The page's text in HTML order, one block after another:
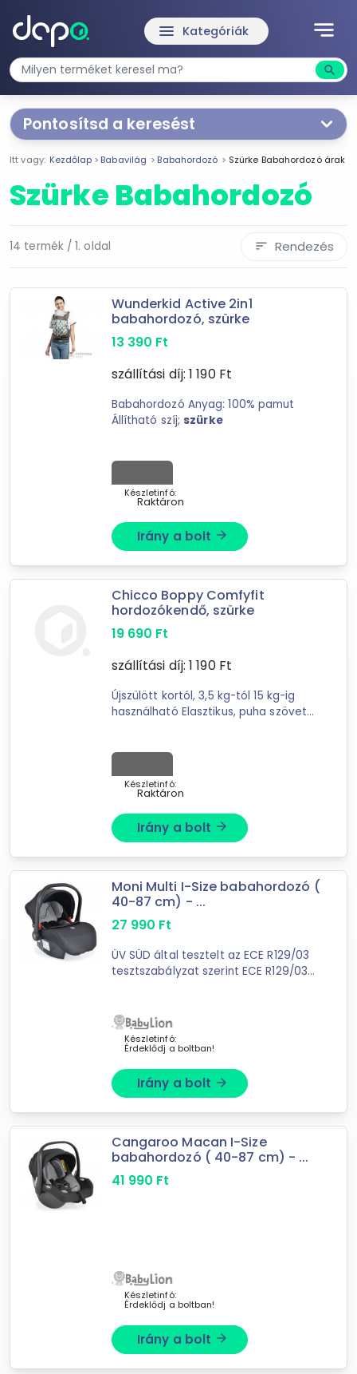
notes
menu Kategóriák
search
Pontosítsd a keresést
Segítünk a keresésben!
Válaszd ki a jellemzőketTe magad!
Szürke
Ár szűrése
1 827 Ft
-
Szűrés
Mást is keresel? Válogass a Depo teljes
tovább válogatok »
Forgalmazók
Motomotors
Itt vagy: Kezdőlap Babavilág Babahordozó Szürke Babahordozó árak
Szürke Babahordozó
14 termék / 1. oldal sort Rendezés
Wunderkid Active 2in1
babahordozó, szürke
13 390 Ft
szállítási díj: 1 190Ft
Babahordozó Anyag: 100% pamut
Állítható szíj; szürke
Készletinfó:
Raktáron
Irány a bolt arrow_forward
Chicco Boppy Comfyfit
hordozókendő, szürke
19 690 Ft
szállítási díj: 1 190Ft
Újszülött kortól, 3,5 kg-tól 15 kg-ig
használható Elasztikus, puha szövet
Készletinfó:
Raktáron
Irány a bolt arrow_forward
Moni Multi I-Size babahordozó (
40-87 cm) - ...
27 990 Ft
ÜV SÜD által tesztelt az ECE R129/03
tesztszabályzat szerint ECE R129/03
Készletinfó:
Érdeklődj a boltban!
Irány a bolt arrow_forward
Cangaroo Macan I-Size
babahordozó ( 40-87 cm) - ...
41 990 Ft
Készletinfó:
Érdeklődj a boltban!
Irány a bolt arrow_forward